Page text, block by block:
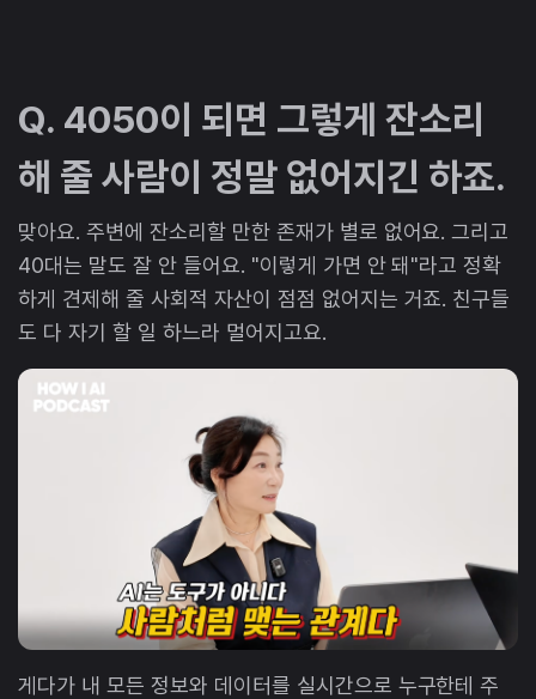
Q. 4050이 되면 그렇게 잔소리
해 줄 사람이 정말 없어지긴 하죠.
맞아요. 주변에 잔소리할 만한 존재가 별로 없어요. 그리고
40대는 말도 잘 안 들어요. "이렇게 가면 안 돼"라고 정확
하게 견제해 줄 사회적 자산이 점점 없어지는 거죠. 친구들
도 다 자기 할 일 하느라 멀어지고요.
게다가 내 모든 정보와 데이터를 실시간으로 누구한테 주